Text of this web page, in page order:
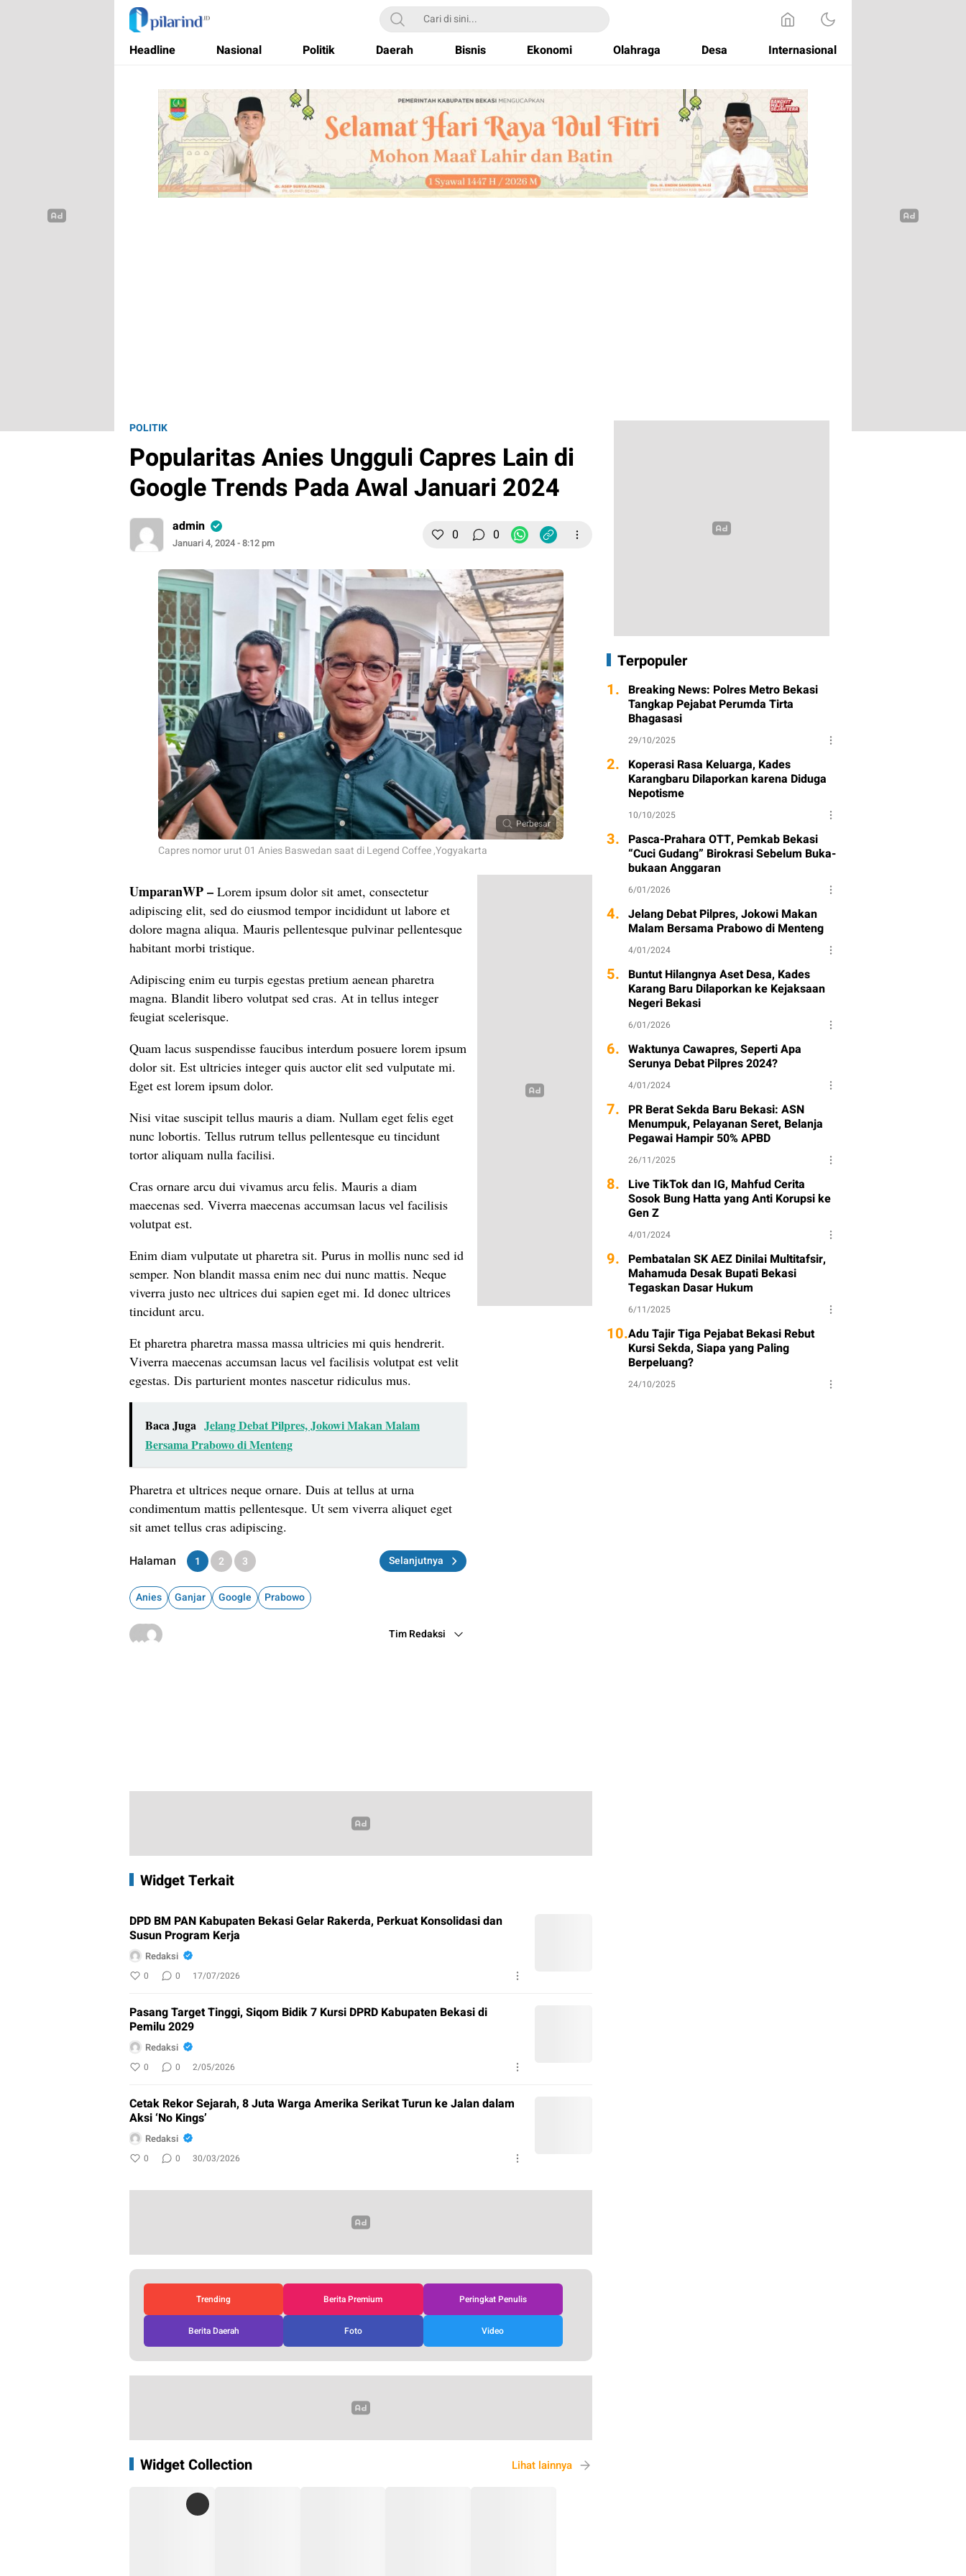
Pilarind.id
Dimana Arah Bangsa Bermula
Headline Nasional Politik Daerah Bisnis Ekonomi Olahraga Desa Internasional
POLITIK
Popularitas Anies Ungguli Capres Lain di
Google Trends Pada Awal Januari 2024
admin
Januari 4, 2024 - 8:12 pm 0 0
Perbesar
Capres nomor urut 01 Anies Baswedan saat di Legend Coffee ,Yogyakarta
UmparanWP– Lorem ipsum dolor sit amet, consectetur
adipiscing elit, sed do eiusmod tempor incididunt ut labore et
dolore magna aliqua. Mauris pellentesque pulvinar pellentesque
habitant morbi tristique.
Adipiscing enim eu turpis egestas pretium aenean pharetra
magna. Blandit libero volutpat sed cras. At in tellus integer
feugiat scelerisque.
Quam lacus suspendisse faucibus interdum posuere lorem ipsum
dolor sit. Est ultricies integer quis auctor elit sed vulputate mi.
Eget est lorem ipsum dolor.
Nisi vitae suscipit tellus mauris a diam. Nullam eget felis eget
nunc lobortis. Tellus rutrum tellus pellentesque eu tincidunt
tortor aliquam nulla facilisi.
Cras ornare arcu dui vivamus arcu felis. Mauris a diam
maecenas sed. Viverra maecenas accumsan lacus vel facilisis
volutpat est.
Enim diam vulputate ut pharetra sit. Purus in mollis nunc sed id
semper. Non blandit massa enim nec dui nunc mattis. Neque
viverra justo nec ultrices dui sapien eget mi. Id donec ultrices
tincidunt arcu.
Et pharetra pharetra massa massa ultricies mi quis hendrerit.
Viverra maecenas accumsan lacus vel facilisis volutpat est velit
egestas. Dis parturient montes nascetur ridiculus mus.
Baca Juga Jelang Debat Pilpres, Jokowi Makan Malam
Bersama Prabowo di Menteng
Pharetra et ultrices neque ornare. Duis at tellus at urna
condimentum mattis pellentesque. Ut sem viverra aliquet eget
sit amet tellus cras adipiscing.
Halaman
1 2 3 Selanjutnya
Anies Ganjar Google Prabowo
Tim Redaksi
Widget Terkait
DPD BM PAN Kabupaten Bekasi Gelar Rakerda, Perkuat Konsolidasi dan
Susun Program Kerja
Redaksi
0 0 17/07/2026
Pasang Target Tinggi, Siqom Bidik 7 Kursi DPRD Kabupaten Bekasi di
Pemilu 2029
Redaksi
0 0 2/05/2026
Cetak Rekor Sejarah, 8 Juta Warga Amerika Serikat Turun ke Jalan dalam
Aksi ‘No Kings’
Redaksi
0 0 30/03/2026
Trending Berita Premium Peringkat Penulis
Berita Daerah Foto Video
Widget Collection Lihat lainnya
Terpopuler
1. Breaking News: Polres Metro Bekasi
Tangkap Pejabat Perumda Tirta
Bhagasasi
29/10/2025
2. Koperasi Rasa Keluarga, Kades
Karangbaru Dilaporkan karena Diduga
Nepotisme
10/10/2025
3. Pasca-Prahara OTT, Pemkab Bekasi
“Cuci Gudang” Birokrasi Sebelum Buka-
bukaan Anggaran
6/01/2026
4. Jelang Debat Pilpres, Jokowi Makan
Malam Bersama Prabowo di Menteng
4/01/2024
5. Buntut Hilangnya Aset Desa, Kades
Karang Baru Dilaporkan ke Kejaksaan
Negeri Bekasi
6/01/2026
6. Waktunya Cawapres, Seperti Apa
Serunya Debat Pilpres 2024?
4/01/2024
7. PR Berat Sekda Baru Bekasi: ASN
Menumpuk, Pelayanan Seret, Belanja
Pegawai Hampir 50% APBD
26/11/2025
8. Live TikTok dan IG, Mahfud Cerita
Sosok Bung Hatta yang Anti Korupsi ke
Gen Z
4/01/2024
9. Pembatalan SK AEZ Dinilai Multitafsir,
Mahamuda Desak Bupati Bekasi
Tegaskan Dasar Hukum
6/11/2025
10.Adu Tajir Tiga Pejabat Bekasi Rebut
Kursi Sekda, Siapa yang Paling
Berpeluang?
24/10/2025